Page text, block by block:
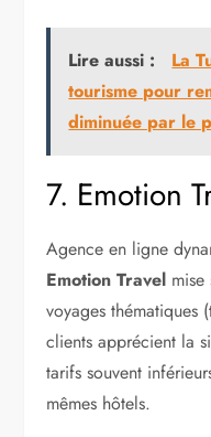
Lire aussi :
La
tourisme pour
diminuée par le
7. Emotion
Agence en ligne
Emotion Travel
voyages thématiques
clients apprécient la
tarifs souvent
mêmes hôtels.